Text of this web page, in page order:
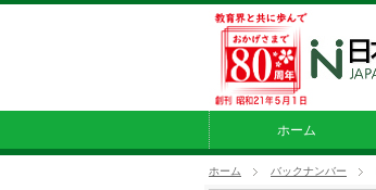
ホーム
ホーム バックナンバー